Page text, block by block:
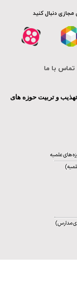
مجازی دنبال کنید
تماس با ما
و تربیت حوزه های